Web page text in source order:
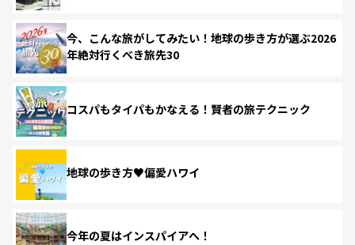
今、こんな旅がしてみたい！地球の歩き方が選ぶ2026
年絶対行くべき旅先30
コスパもタイパもかなえる！賢者の旅テクニック
地球の歩き方♥偏愛ハワイ
今年の夏はインスパイアへ！